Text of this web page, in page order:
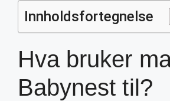
Innholdsfortegnelse
Hva bruker
Babynest til?